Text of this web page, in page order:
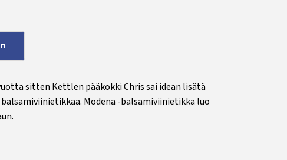
sitten Kettlen pääkokki Chris sai idean lisätä
Modena -balsamiviinietikka luo